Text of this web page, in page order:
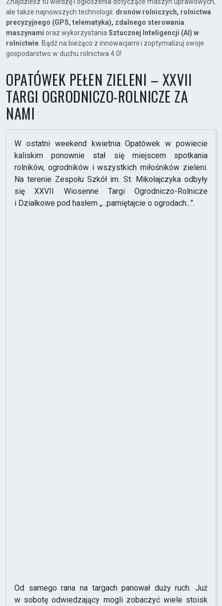
ale także najnowszych technologii: dronów rolniczych, rolnictwa
precyzyjnego (GPS, telematyka), zdalnego sterowania
maszynami oraz wykorzystania Sztucznej Inteligencji (AI) w
rolnictwie . Bądź na bieżąco z innowacjami i zoptymalizuj swoje
gospodarstwo w duchu rolnictwa 4.0!
OPATÓWEK PEŁEN ZIELENI – XXVII
TARGI OGRODNICZO-ROLNICZE ZA
NAMI
W ostatni weekend kwietnia Opatówek w powiecie
kaliskim ponownie stał się miejscem spotkania
rolników, ogrodników i wszystkich miłośników zieleni.
Na terenie Zespołu Szkół im. St. Mikołajczyka odbyły
się XXVII Wiosenne Targi Ogrodniczo-Rolnicze
i Działkowe pod hasłem „...pamiętajcie o ogrodach...”.
Od samego rana na targach panował duży ruch. Już
w sobotę odwiedzający mogli zobaczyć wiele stoisk